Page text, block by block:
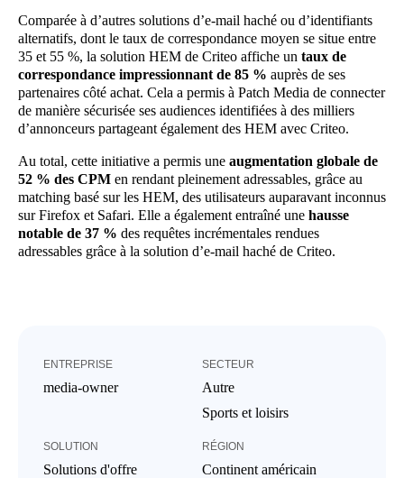
ENTREPRISE
media-owner
SECTEUR
Autre
Sports et loisirs
SOLUTION
Solutions d'offre
RÉGION
Continent américain
Comparée à d’autres solutions d’e-mail haché ou d’identifiants
alternatifs, dont le taux de correspondance moyen se situe entre
35 et 55 %, la solution HEM de Criteo affiche un taux de
correspondance impressionnant de 85 % auprès de ses
partenaires côté achat. Cela a permis à Patch Media de connecter
de manière sécurisée ses audiences identifiées à des milliers
d’annonceurs partageant également des HEM avec Criteo.
Au total, cette initiative a permis une augmentation globale de
52 % des CPM en rendant pleinement adressables, grâce au
matching basé sur les HEM, des utilisateurs auparavant inconnus
sur Firefox et Safari. Elle a également entraîné une hausse
notable de 37 % des requêtes incrémentales rendues
adressables grâce à la solution d’e-mail haché de Criteo.